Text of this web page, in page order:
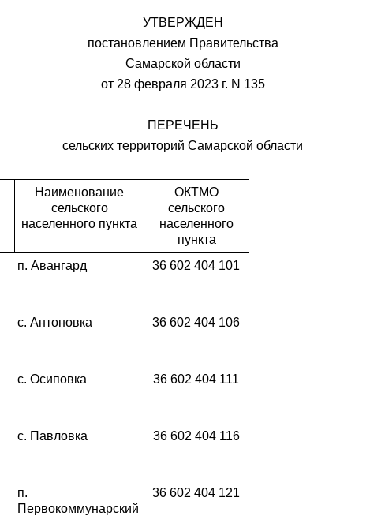
УТВЕРЖДЕН
постановлением Правительства
Самарской области
от 28 февраля 2023 г. N 135
ПЕРЕЧЕНЬ
сельских территорий Самарской области
Наименование
сельского
населенного пункта
ОКТМО
сельского
населенного
пункта
п. Авангард 36 602 404 101
с. Антоновка 36 602 404 106
с. Осиповка 36 602 404 111
с. Павловка 36 602 404 116
п.
Первокоммунарский
36 602 404 121